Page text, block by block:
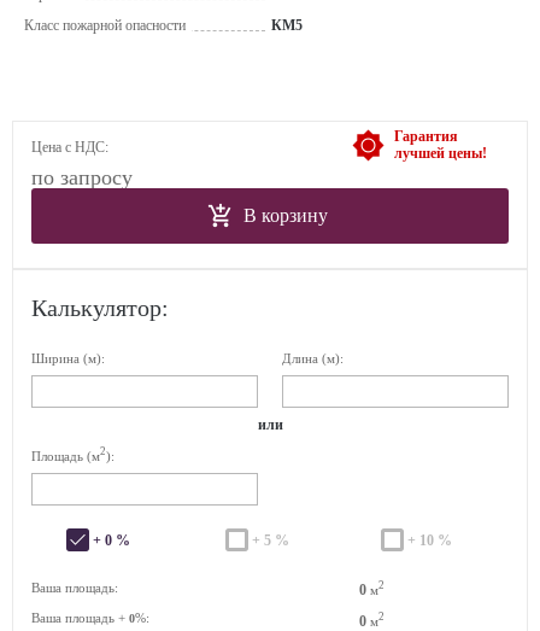
Класс пожарной опасности
КМ5
Гарантия
лучшей цены!
Цена с НДС:
по запросу
В корзину
Калькулятор:
Ширина (м): Длина (м):
или
Площадь (м2):
+ 0 % + 5 % + 10 %
Ваша площадь: 0 м2
Ваша площадь + 0%: 0 м2